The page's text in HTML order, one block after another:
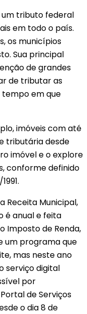
um tributo federal
em todo o país.
os municípios
Sua principal
de grandes
de tributar as
em que
imóveis com até
tributária desde
imóvel e o explore
conforme definido
Receita Municipal,
é anual e feita
Imposto de Renda,
um programa que
mas neste ano
serviço digital
por
de Serviços
o dia 8 de